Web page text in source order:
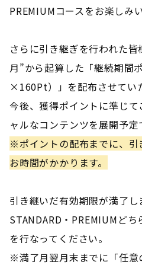
PREMIUMコースをお楽しみ
さらに引き継ぎを行われた
月”から起算した「継続期間
×160Pt）」を配布させてい
今後、獲得ポイントに準じ
ャルなコンテンツを展開予定
※ポイントの配布までに、引
お時間がかかります。
引き継いだ有効期限が満了
STANDARD・PREMIUMど
を行なってください。
※満了月翌月末までに「任意